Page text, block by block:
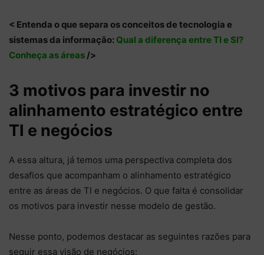
< Entenda o que separa os conceitos de tecnologia e
sistemas da informação: Qual a diferença entre TI e SI?
Conheça as áreas />
3 motivos para investir no
alinhamento estratégico entre
TI e negócios
A essa altura, já temos uma perspectiva completa dos
desafios que acompanham o alinhamento estratégico
entre as áreas de TI e negócios. O que falta é consolidar
os motivos para investir nesse modelo de gestão.
Nesse ponto, podemos destacar as seguintes razões para
seguir essa visão de negócios: